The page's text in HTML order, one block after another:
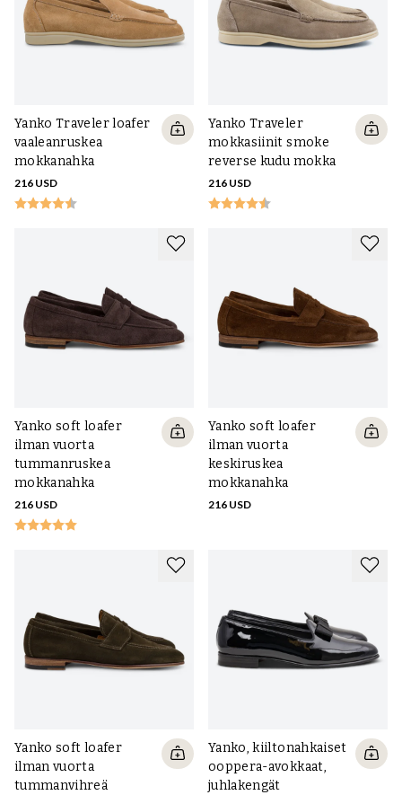
Yanko Traveler loafer
vaaleanruskea
mokkanahka
216 USD
Yanko Traveler
mokkasiinit smoke
reverse kudu mokka
216 USD
Yanko soft loafer
ilman vuorta
tummanruskea
mokkanahka
216 USD
Yanko soft loafer
ilman vuorta
keskiruskea
mokkanahka
216 USD
Yanko soft loafer
ilman vuorta
tummanvihreä
Yanko, kiiltonahkaiset
ooppera-avokkaat,
juhlakengät